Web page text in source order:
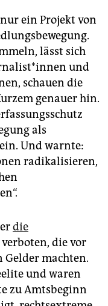
ein Projekt von
lässt sich
und
schauen die
genauer hin.
als
Und warnte:
radikalisieren,
die
verboten, die vor
machten.
und waren
zu Amtsbeginn